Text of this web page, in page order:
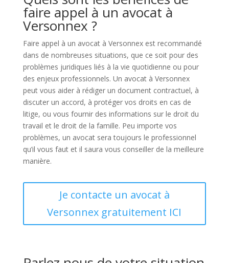
faire appel à un avocat à
Versonnex ?
Faire appel à un avocat à Versonnex est recommandé
dans de nombreuses situations, que ce soit pour des
problèmes juridiques liés à la vie quotidienne ou pour
des enjeux professionnels. Un avocat à Versonnex
peut vous aider à rédiger un document contractuel, à
discuter un accord, à protéger vos droits en cas de
litige, ou vous fournir des informations sur le droit du
travail et le droit de la famille. Peu importe vos
problèmes, un avocat sera toujours le professionnel
qu’il vous faut et il saura vous conseiller de la meilleure
manière.
Je contacte un avocat à
Versonnex gratuitement ICI